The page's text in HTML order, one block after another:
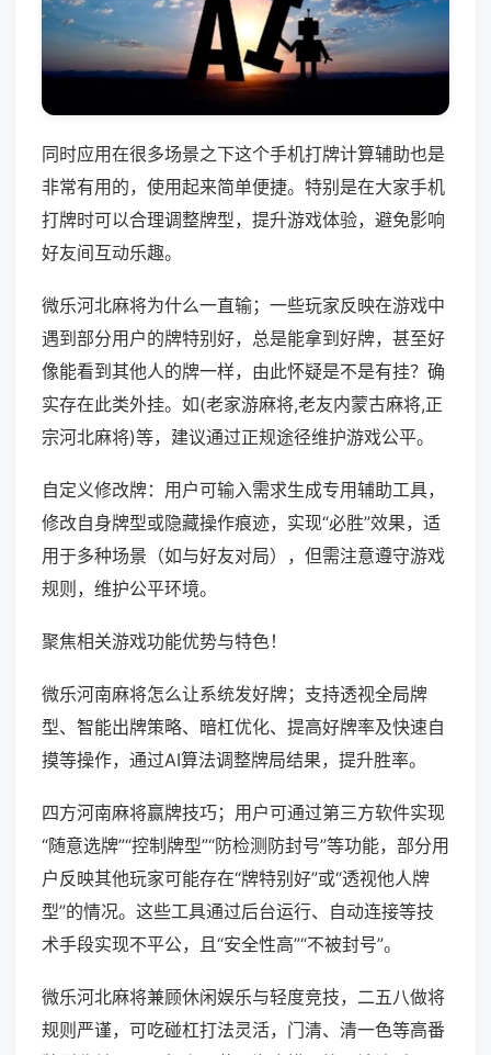
同时应用在很多场景之下这个手机打牌计算辅助也是
非常有用的，使用起来简单便捷。特别是在大家手机
打牌时可以合理调整牌型，提升游戏体验，避免影响
好友间互动乐趣。
微乐河北麻将为什么一直输；一些玩家反映在游戏中
遇到部分用户的牌特别好，总是能拿到好牌，甚至好
像能看到其他人的牌一样，由此怀疑是不是有挂？确
实存在此类外挂。如(老家游麻将,老友内蒙古麻将,正
宗河北麻将)等，建议通过正规途径维护游戏公平。
自定义修改牌：用户可输入需求生成专用辅助工具，
修改自身牌型或隐藏操作痕迹，实现“必胜”效果，适
用于多种场景（如与好友对局），但需注意遵守游戏
规则，维护公平环境。
聚焦相关游戏功能优势与特色！
微乐河南麻将怎么让系统发好牌；支持透视全局牌
型、智能出牌策略、暗杠优化、提高好牌率及快速自
摸等操作，通过AI算法调整牌局结果，提升胜率。
四方河南麻将赢牌技巧；用户可通过第三方软件实现
“随意选牌”“控制牌型”“防检测防封号”等功能，部分用
户反映其他玩家可能存在“牌特别好”或“透视他人牌
型”的情况。这些工具通过后台运行、自动连接等技
术手段实现不平公，且“安全性高”“不被封号”。
微乐河北麻将兼顾休闲娱乐与轻度竞技，二五八做将
规则严谨，可吃碰杠打法灵活，门清、清一色等高番